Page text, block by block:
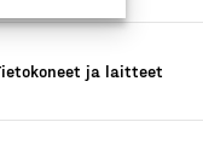
ja laitteet